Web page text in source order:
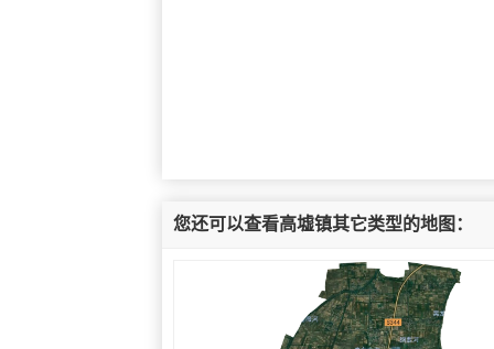
您还可以查看高墟镇其它类型的地图：